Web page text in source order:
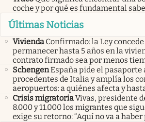
coche y por qué es fundamental
Últimas Noticias
Vivienda Confirmado: la Ley
permanecer hasta 5 años en la
contrato firmado sea por menos
SchengenEspaña pide el pasaporte
procedentes de Italia y amplía los
aeropuertos: a quiénes afecta y
Crisis migratoriaVivas, presidente
8.000 y 11.000 los migrantes que
exige su retorno: “Aquí no va a haber